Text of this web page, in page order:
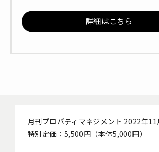
詳細はこちら
月刊プロパティマネジメント 2022年11
特別定価：5,500円（本体5,000円）